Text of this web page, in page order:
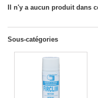
Il n'y a aucun produit dans
Sous-catégories